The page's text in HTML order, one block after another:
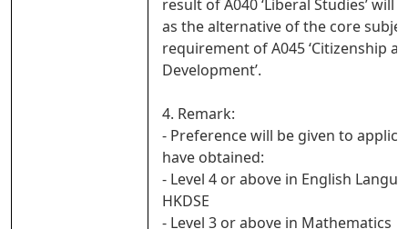
result of A040 ‘Liberal Studies’ will
as the alternative of the core
requirement of A045 ‘Citizenship
Development’.
4. Remark:
- Preference will be given to
have obtained:
- Level 4 or above in English
HKDSE
- Level 3 or above in Mathematics